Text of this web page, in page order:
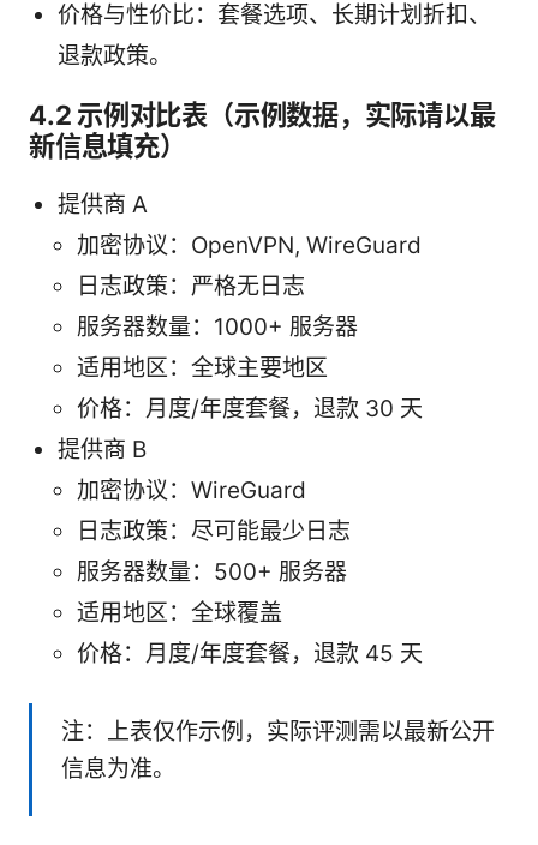
价格与性价比：套餐选项、长期计划折扣、
退款政策。
4.2 示例对比表（示例数据，实际请以最
新信息填充）
提供商 A
加密协议：OpenVPN, WireGuard
日志政策：严格无日志
服务器数量：1000+ 服务器
适用地区：全球主要地区
价格：月度/年度套餐，退款 30 天
提供商 B
加密协议：WireGuard
日志政策：尽可能最少日志
服务器数量：500+ 服务器
适用地区：全球覆盖
价格：月度/年度套餐，退款 45 天
注：上表仅作示例，实际评测需以最新公开
信息为准。